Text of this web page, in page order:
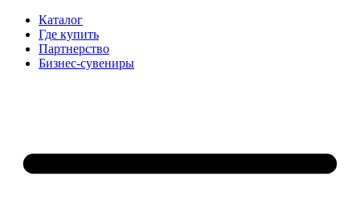
Каталог
Где купить
Партнерство
Бизнес-сувениры